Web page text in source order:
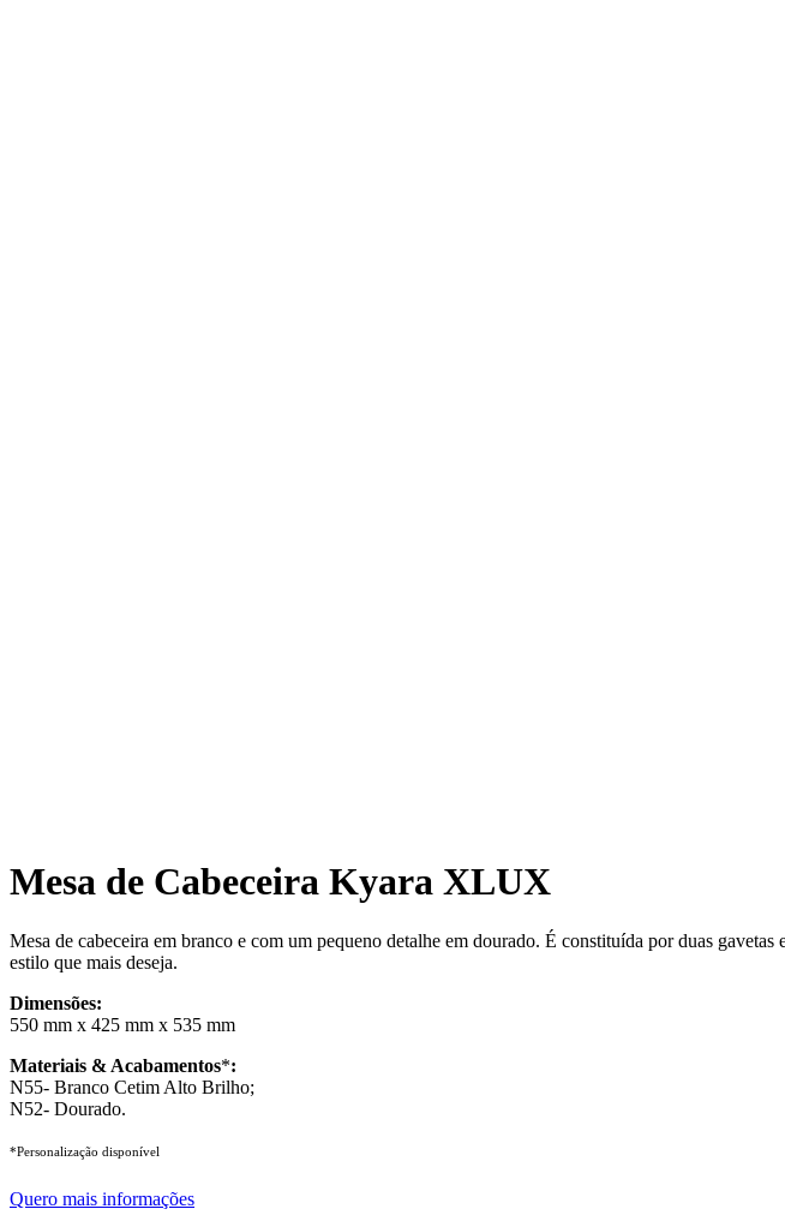
Mesa de Cabeceira Kyara XLUX
Mesa de cabeceira em branco e com um pequeno detalhe em dourado. É constituída por duas
estilo que mais deseja.
Dimensões:
550 mm x 425 mm x 535 mm
Materiais & Acabamentos*:
N55- Branco Cetim Alto Brilho;
N52- Dourado.
*Personalização disponível
Quero mais informações